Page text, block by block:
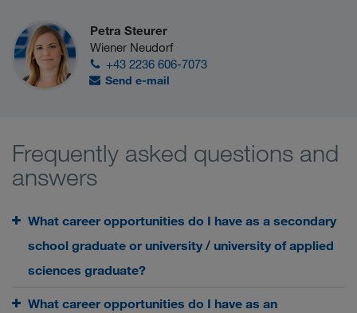
Petra Steurer
Wiener Neudorf
+43 2236 606-7073
Send e-mail
Frequently asked questions and
answers
What career opportunities do I have as a secondary
school graduate or university / university of applied
sciences graduate?
What career opportunities do I have as an